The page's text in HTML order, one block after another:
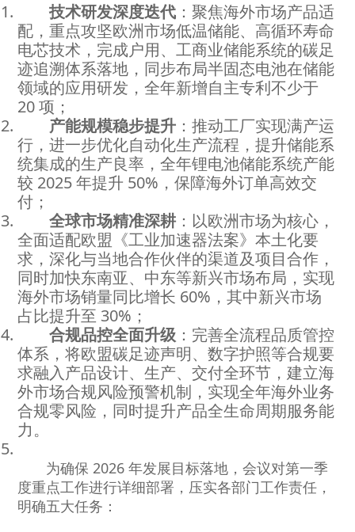
技术研发深度迭代 ：聚焦海外市场产品适
配，重点攻坚欧洲市场低温储能、高循环寿命
电芯技术，完成户用、工商业储能系统的碳足
迹追溯体系落地，同步布局半固态电池在储能
领域的应用研发，全年新增自主专利不少于
20 项；
产能规模稳步提升 ：推动工厂实现满产运
行，进一步优化自动化生产流程，提升储能系
统集成的生产良率，全年锂电池储能系统产能
较 2025 年提升 50%，保障海外订单高效交
付；
全球市场精准深耕 ：以欧洲市场为核心，
全面适配欧盟《工业加速器法案》本土化要
求，深化与当地合作伙伴的渠道及项目合作，
同时加快东南亚、中东等新兴市场布局，实现
海外市场销量同比增长 60%，其中新兴市场
占比提升至 30%；
合规品控全面升级 ：完善全流程品质管控
体系，将欧盟碳足迹声明、数字护照等合规要
求融入产品设计、生产、交付全环节，建立海
外市场合规风险预警机制，实现全年海外业务
合规零风险，同时提升产品全生命周期服务能
力。
为确保 2026 年发展目标落地，会议对第一季
度重点工作进行详细部署，压实各部门工作责任，
明确五大任务：